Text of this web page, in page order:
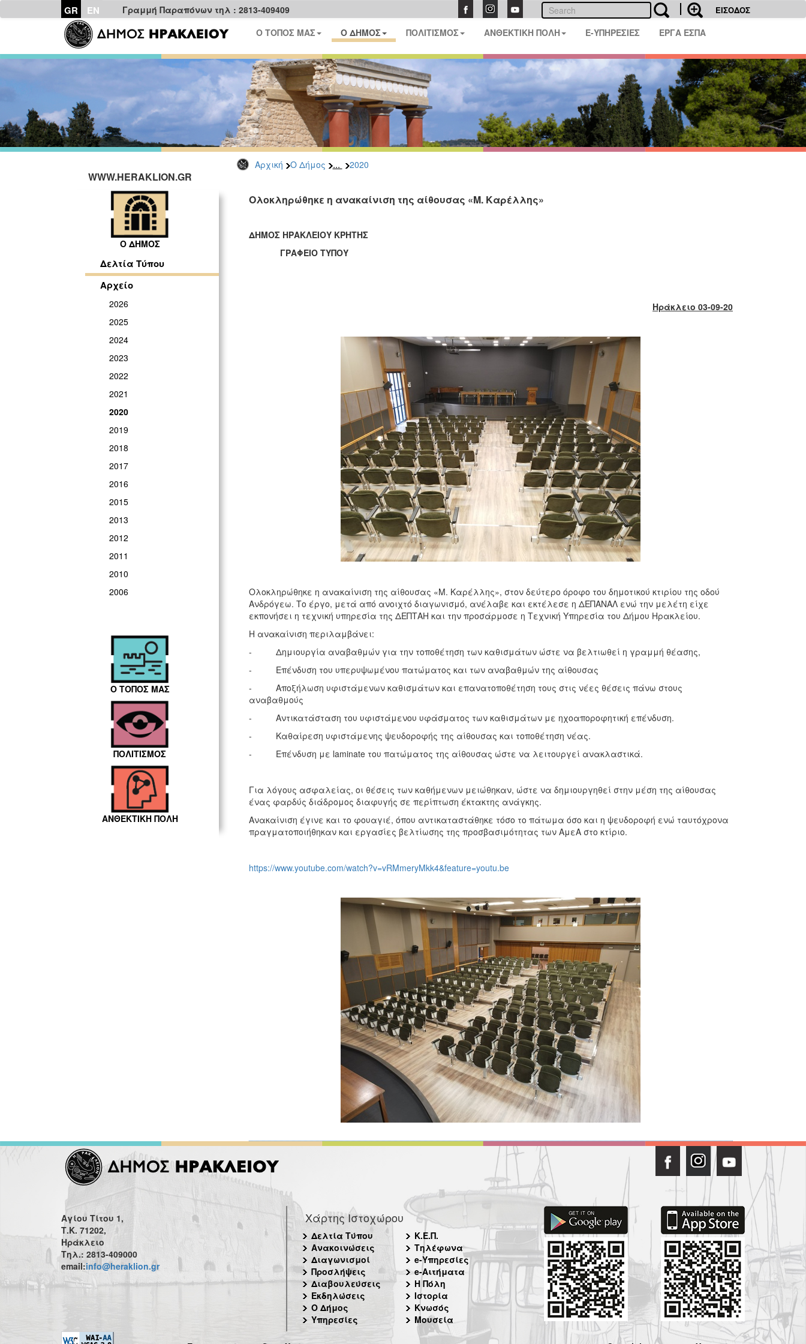
GR EN Γραμμή Παραπόνων τηλ : 2813-409409 ΕΙΣΟΔΟΣ
Ο ΤΟΠΟΣ ΜΑΣ Ο ΔΗΜΟΣ ΠΟΛΙΤΙΣΜΟΣ ΑΝΘΕΚΤΙΚΗ ΠΟΛΗ E-ΥΠΗΡΕΣΙΕΣ ΕΡΓΑ ΕΣΠΑ
Αρχική Ο Δήμος ... 2020
WWW.HERAKLION.GR
Ο ΔΗΜΟΣ
Δελτία Τύπου
Αρχείο
2026
2025
2024
2023
2022
2021
2020
2019
2018
2017
2016
2015
2013
2012
2011
2010
2006
Ο ΤΟΠΟΣ ΜΑΣ
ΠΟΛΙΤΙΣΜΟΣ
ΑΝΘΕΚΤΙΚΗ ΠΟΛΗ
Ολοκληρώθηκε η ανακαίνιση της αίθουσας «Μ. Καρέλλης»
ΔΗΜΟΣ ΗΡΑΚΛΕΙΟΥ ΚΡΗΤΗΣ
ΓΡΑΦΕΙΟ ΤΥΠΟΥ
Ηράκλειο 03-09-20
Ολοκληρώθηκε η ανακαίνιση της αίθουσας «Μ. Καρέλλης», στον δεύτερο όροφο του δημοτικού κτιρίου της οδού
Ανδρόγεω. Το έργο, μετά από ανοιχτό διαγωνισμό, ανέλαβε και εκτέλεσε η ΔΕΠΑΝΑΛ ενώ την μελέτη είχε
εκπονήσει η τεχνική υπηρεσία της ΔΕΠΤΑΗ και την προσάρμοσε η Τεχνική Υπηρεσία του Δήμου Ηρακλείου.
Η ανακαίνιση περιλαμβάνει:
- Δημιουργία αναβαθμών για την τοποθέτηση των καθισμάτων ώστε να βελτιωθεί η γραμμή θέασης,
- Επένδυση του υπερυψωμένου πατώματος και των αναβαθμών της αίθουσας
- Αποξήλωση υφιστάμενων καθισμάτων και επανατοποθέτηση τους στις νέες θέσεις πάνω στους
αναβαθμούς
- Αντικατάσταση του υφιστάμενου υφάσματος των καθισμάτων με ηχοαποροφητική επένδυση.
- Καθαίρεση υφιστάμενης ψευδοροφής της αίθουσας και τοποθέτηση νέας.
- Επένδυση με laminate του πατώματος της αίθουσας ώστε να λειτουργεί ανακλαστικά.
Για λόγους ασφαλείας, οι θέσεις των καθήμενων μειώθηκαν, ώστε να δημιουργηθεί στην μέση της αίθουσας
ένας φαρδύς διάδρομος διαφυγής σε περίπτωση έκτακτης ανάγκης.
Ανακαίνιση έγινε και το φουαγιέ, όπου αντικαταστάθηκε τόσο το πάτωμα όσο και η ψευδοροφή ενώ ταυτόχρονα
πραγματοποιήθηκαν και εργασίες βελτίωσης της προσβασιμότητας των ΑμεΑ στο κτίριο.
https://www.youtube.com/watch?v=vRMmeryMkk4&feature=youtu.be
Αγίου Τίτου 1,
Τ.Κ. 71202,
Ηράκλειο
Τηλ.: 2813-409000
email:info@heraklion.gr
Χάρτης Ιστοχώρου
Δελτία Τύπου
Ανακοινώσεις
Διαγωνισμοί
Προσλήψεις
Διαβουλεύσεις
Εκδηλώσεις
Ο Δήμος
Υπηρεσίες
Κ.Ε.Π.
Τηλέφωνα
e-Υπηρεσίες
e-Αιτήματα
Η Πόλη
Ιστορία
Κνωσός
Μουσεία